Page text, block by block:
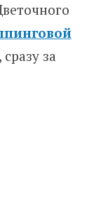
за